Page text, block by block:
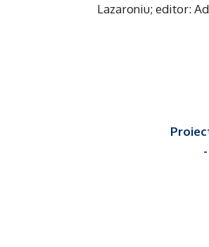
Lazaroniu; editor: